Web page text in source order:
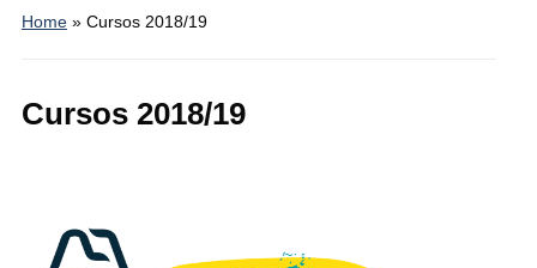
Home» Cursos 2018/19
Cursos 2018/19